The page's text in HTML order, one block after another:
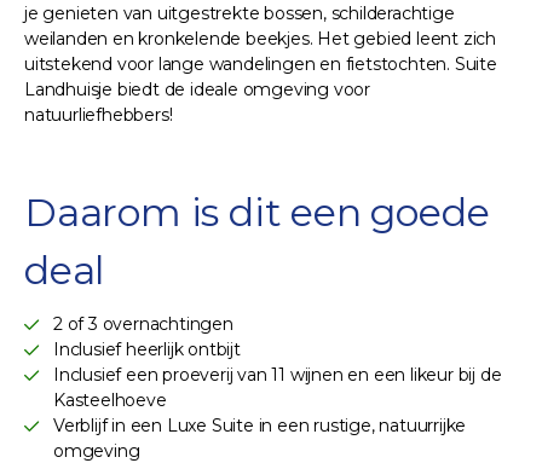
je genieten van uitgestrekte bossen, schilderachtige
weilanden en kronkelende beekjes. Het gebied leent zich
uitstekend voor lange wandelingen en fietstochten. Suite
Landhuisje biedt de ideale omgeving voor
natuurliefhebbers!
Daarom is dit een goede
deal
2 of 3 overnachtingen
Inclusief heerlijk ontbijt
Inclusief een proeverij van 11 wijnen en een likeur bij de
Kasteelhoeve
Verblijf in een Luxe Suite in een rustige, natuurrijke
omgeving